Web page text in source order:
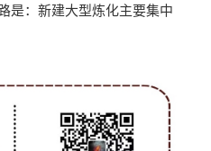
是：新建大型炼化主要集中